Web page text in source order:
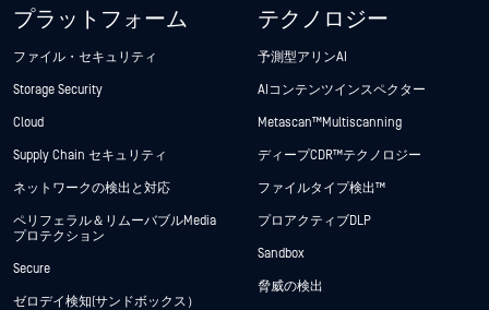
プラットフォーム
ファイル・セキュリティ
Storage Security
Cloud
Supply Chain セキュリティ
ネットワークの検出と対応
ペリフェラル＆リムーバブルMedia
プロテクション
Secure
ゼロデイ検知(サンドボックス）
テクノロジー
予測型アリンAI
AIコンテンツインスペクター
Metascan™ Multiscanning
ディープCDR™テクノロジー
ファイルタイプ検出™
プロアクティブDLP
Sandbox
脅威の検出